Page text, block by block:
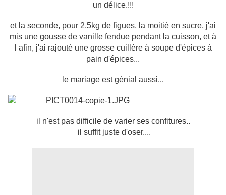
un délice.!!!
et la seconde, pour 2,5kg de figues, la moitié en sucre, j'ai
mis une gousse de vanille fendue pendant la cuisson, et à
l afin, j'ai rajouté une grosse cuillère à soupe d'épices à
pain d'épices...
le mariage est génial aussi...
il n'est pas difficile de varier ses confitures..
il suffit juste d'oser....